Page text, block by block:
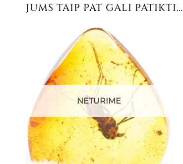
JUMS TAIP PAT GALI PATIKTI…
NETURIME